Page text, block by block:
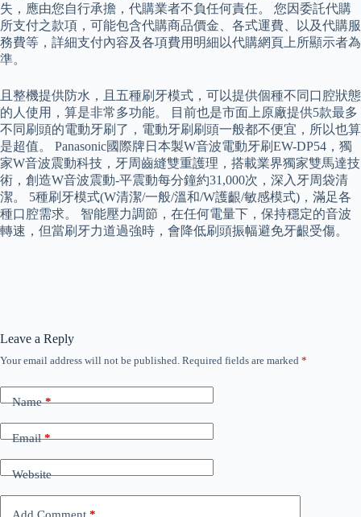
失，應由您自行承擔，代購業者不負任何責任。 您因委託代購
所支付之款項，可能包含代購商品價金、各式運費、以及代購服
務費等，詳細支付內容及各項費用明細以代購網頁上所顯示者為
準。
且整機提供防水，且五種刷牙模式，可以提供個種不同口腔狀態
的人使用，算是非常多功能。 目前也是市面上原廠提供5款最多
不同刷頭的電動牙刷了，電動牙刷刷頭一般都不便宜，所以也算
是超值。 Panasonic國際牌日本製W音波電動牙刷EW-DP54，獨
家W音波震動科技，牙周齒縫雙重護理，搭載業界獨家雙馬達技
術，創造W音波震動-平震動每分鐘約31,000次，深入牙周袋清
潔。 5種刷牙模式(W清潔/一般/溫和/W護齦/敏感模式)，滿足各
種口腔需求。 智能壓力調節，在任何電量下，保持穩定的音波
轉速，但當刷牙力道過強時，會降低刷頭振幅避免牙齦受傷。
Leave a Reply
Your email address will not be published. Required fields are marked *
Name*
Email*
Website